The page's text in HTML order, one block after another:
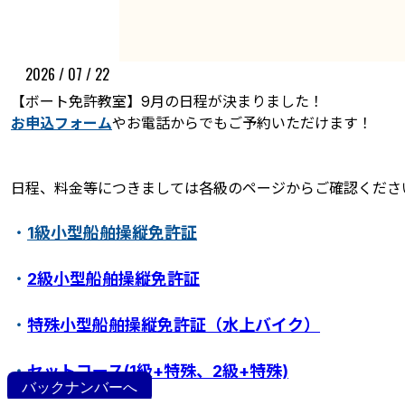
ボート免許教室
特定操縦免許
2026 / 07 / 22
【ボート免許教室】9月の日程が決まりました！
お申込フォームやお電話からでもご予約いただけます！
日程、料金等につきましては各級のページからご確認くださ
・ 1級小型船舶操縦免許証
・ 2級小型船舶操縦免許証
・ 特殊小型船舶操縦免許証（水上バイク）
・セットコース(1級+特殊、2級+特殊)
バックナンバーへ